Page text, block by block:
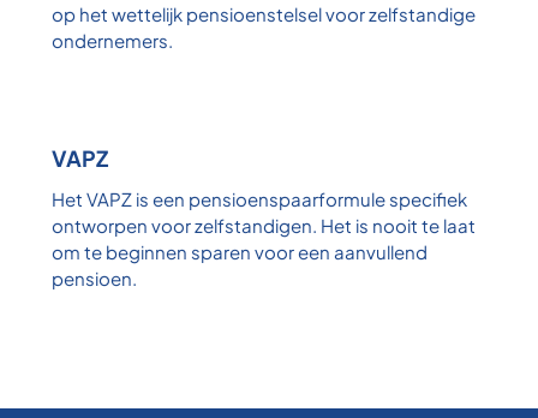
op het wettelijk pensioenstelsel voor zelfstandige
ondernemers.
VAPZ
Het VAPZ is een pensioenspaarformule specifiek
ontworpen voor zelfstandigen. Het is nooit te laat
om te beginnen sparen voor een aanvullend
pensioen.